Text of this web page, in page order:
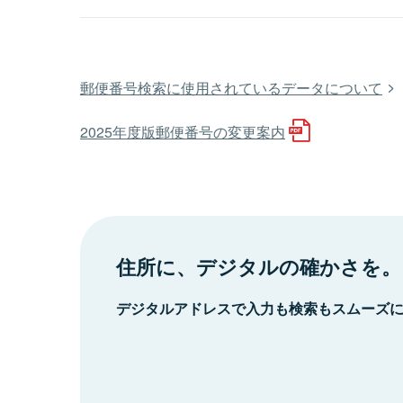
郵便番号検索に使用されているデータについて
2025年度版郵便番号の変更案内
住所に、デジタルの確かさを。
デジタルアドレスで入力も検索もスムーズ